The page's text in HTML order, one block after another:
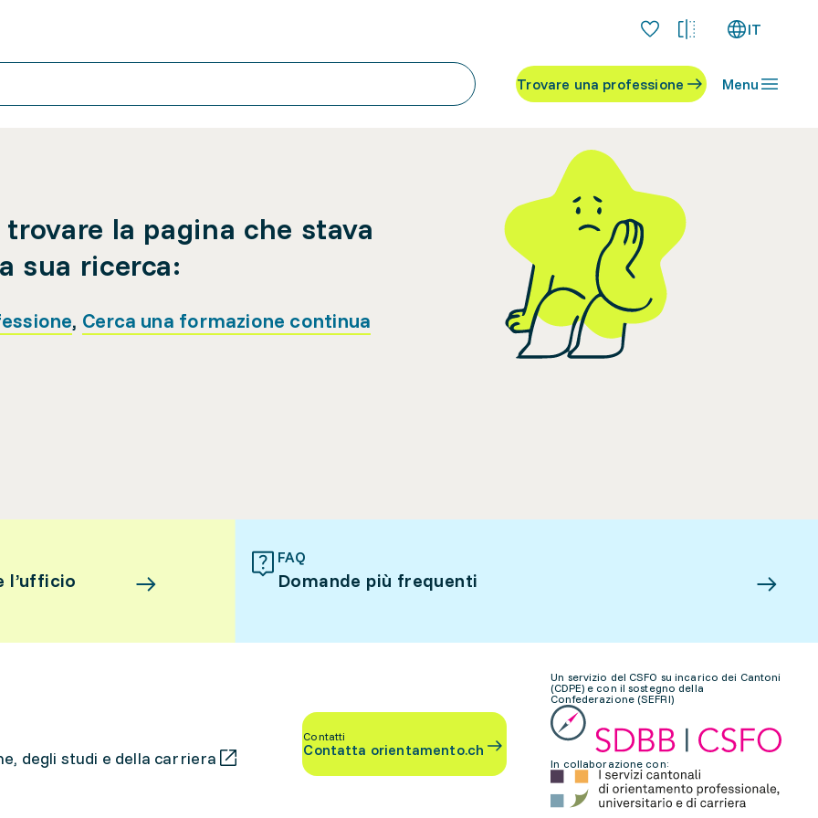
IT
Trovare una professione Menu
la pagina che stava
sua ricerca:
, Cerca una formazione continua
l’ufficio
FAQ
Domande più frequenti
degli studi e della carriera
Contatti
Contatta orientamento.ch
Un servizio del CSFO su incarico dei Cantoni
(CDPE) e con il sostegno della
Confederazione (SEFRI)
In collaborazione con: